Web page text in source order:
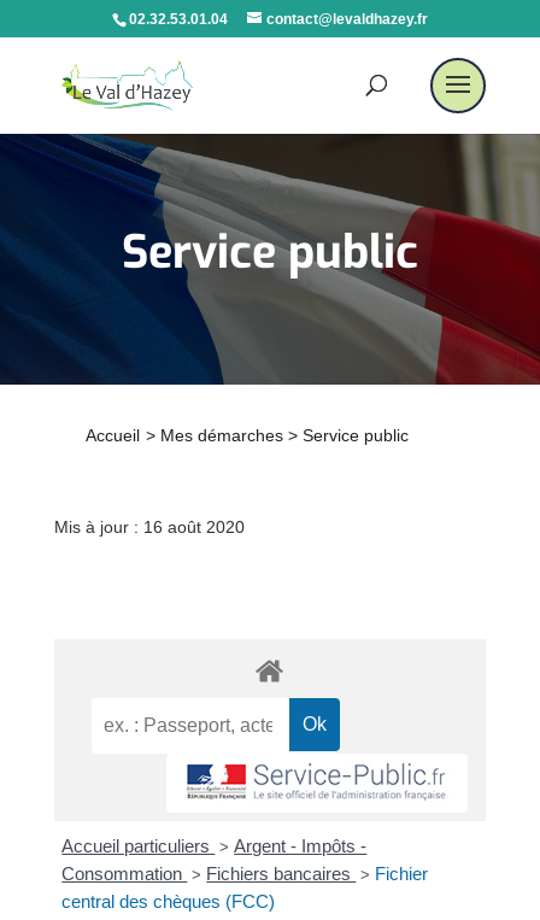
02.32.53.01.04 contact@levaldhazey.fr
Service public
Accueil > Mes démarches > Service public
Mis à jour : 16 août 2020
Accueil particuliers > Argent - Impôts -
Consommation > Fichiers bancaires > Fichier
central des chèques (FCC)